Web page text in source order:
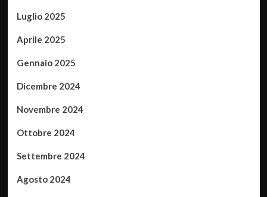
Luglio 2025
Aprile 2025
Gennaio 2025
Dicembre 2024
Novembre 2024
Ottobre 2024
Settembre 2024
Agosto 2024